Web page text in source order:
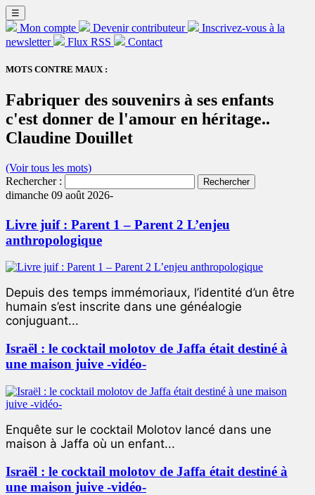
☰
Mon compte Devenir contributeur
Inscrivez-vous à la
newsletter
Flux RSS Contact
MOTS CONTRE MAUX :
Fabriquer des souvenirs à ses enfants
c'est donner de l'amour en héritage..
Claudine Douillet
(Voir tous les mots)
Rechercher :
dimanche 09 août 2026-
Livre juif : Parent 1 – Parent 2 L’enjeu
anthropologique
Depuis des temps immémoriaux, l’identité d’un être
humain s’est inscrite dans une généalogie
conjuguant...
Israël : le cocktail molotov de Jaffa était destiné à
une maison juive -vidéo-
Enquête sur le cocktail Molotov lancé dans une
maison à Jaffa où un enfant...
Israël : le cocktail molotov de Jaffa était destiné à
une maison juive -vidéo-